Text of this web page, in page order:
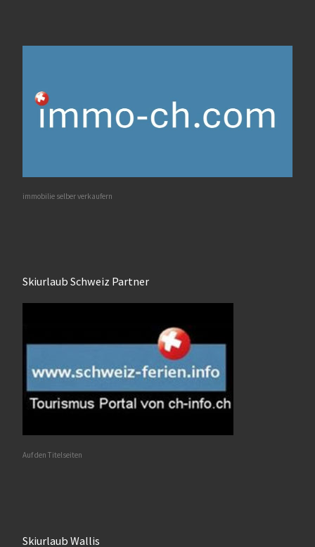
immobilie selber verkaufern
Skiurlaub Schweiz Partner
Auf den Titelseiten
Skiurlaub Wallis